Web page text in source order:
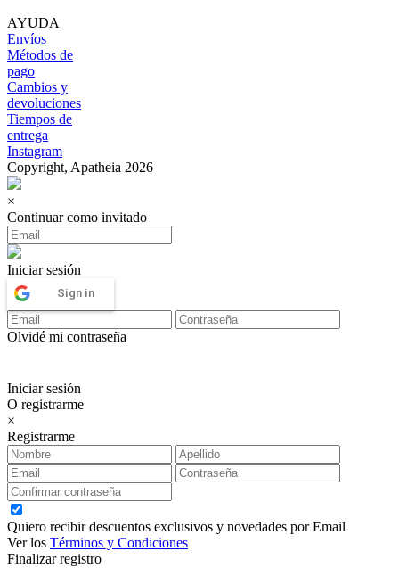
AYUDA
Envíos
Métodos de
pago
Cambios y
devoluciones
Tiempos de
entrega
Instagram
Copyright, Apatheia 2026
×
Continuar como invitado
Iniciar sesión
Sign in
Olvidé mi contraseña
Iniciar sesión
O registrarme
×
Registrarme
Quiero recibir descuentos exclusivos y novedades por Email
Ver los Términos y Condiciones
Finalizar registro